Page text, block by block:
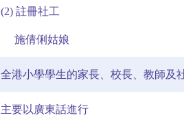
(2) 註冊社工
施倩俐姑娘
全港小學學生的家長、校長、教師及
主要以廣東話進行